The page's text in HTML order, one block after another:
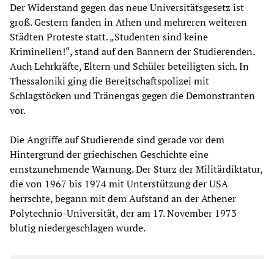
Der Widerstand gegen das neue Universitätsgesetz ist
groß. Gestern fanden in Athen und mehreren weiteren
Städten Proteste statt. „Studenten sind keine
Kriminellen!“, stand auf den Bannern der Studierenden.
Auch Lehrkräfte, Eltern und Schüler beteiligten sich. In
Thessaloniki ging die Bereitschaftspolizei mit
Schlagstöcken und Tränengas gegen die Demonstranten
vor.
Die Angriffe auf Studierende sind gerade vor dem
Hintergrund der griechischen Geschichte eine
ernstzunehmende Warnung. Der Sturz der Militärdiktatur,
die von 1967 bis 1974 mit Unterstützung der USA
herrschte, begann mit dem Aufstand an der Athener
Polytechnio-Universität, der am 17. November 1973
blutig niedergeschlagen wurde.